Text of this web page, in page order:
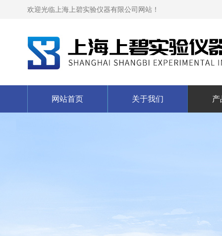
欢迎光临上海上碧实验仪器有限公司网站！
网站首页 关于我们 产